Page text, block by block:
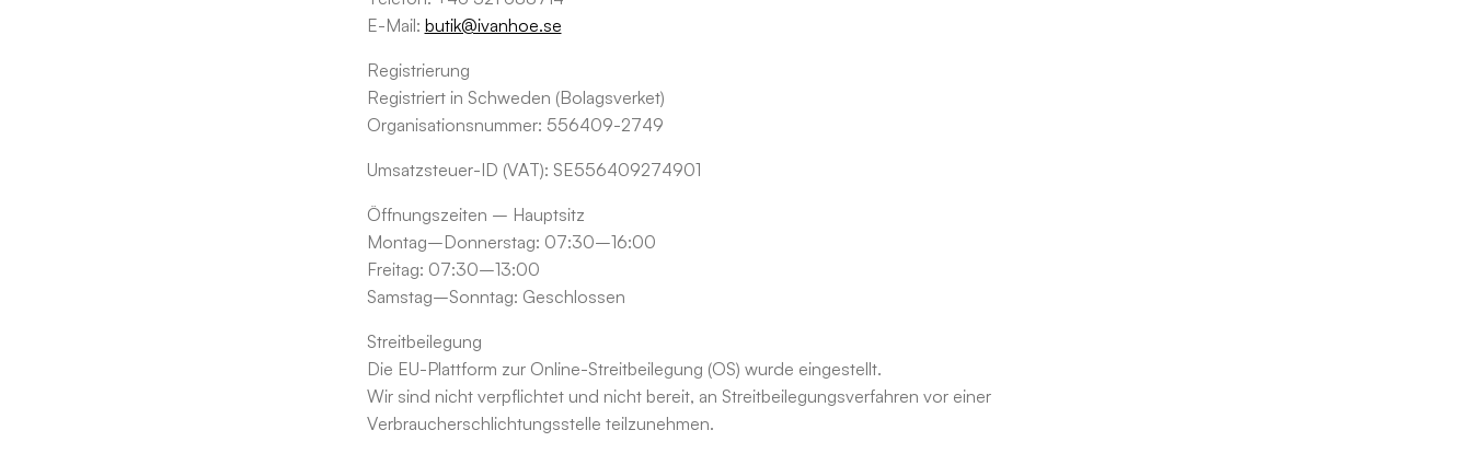
E-Mail: butik@ivanhoe.se
Registrierung
Registriert in Schweden (Bolagsverket)
Organisationsnummer: 556409-2749
Umsatzsteuer-ID (VAT): SE556409274901
Öffnungszeiten – Hauptsitz
Montag–Donnerstag: 07:30–16:00
Freitag: 07:30–13:00
Samstag–Sonntag: Geschlossen
Streitbeilegung
Die EU-Plattform zur Online-Streitbeilegung (OS) wurde eingestellt.
Wir sind nicht verpflichtet und nicht bereit, an Streitbeilegungsverfahren vor einer
Verbraucherschlichtungsstelle teilzunehmen.